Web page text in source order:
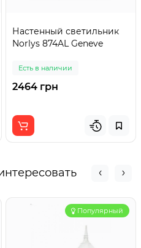
Настенный светильник
Norlys 874AL Geneve
Есть в наличии
2464 грн
Популярный